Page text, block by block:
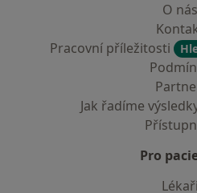
O nás
Pracovní příležitosti
Jak řadíme
Pro
Lékaři